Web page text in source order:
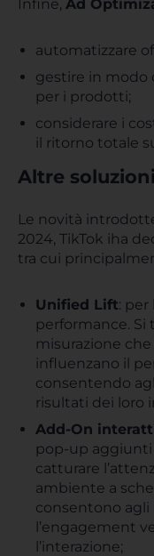
Infine, Ad
automatizzare
gestire in modo
per i prodotti;
considerare i
il ritorno totale
Altre
Le novità
2024, TikTok iha
tra cui
Unified Lift: per
performance.
misurazione
influenzano il
consentendo
risultati dei loro
Add-On
pop-up aggiunti
catturare
ambiente a
consentono
l’engagement
l’interazione;